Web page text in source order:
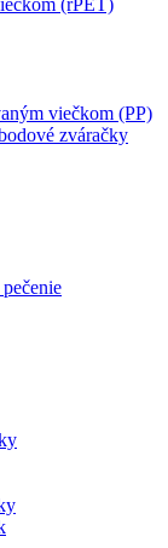
viečkom (PP)
zváračky